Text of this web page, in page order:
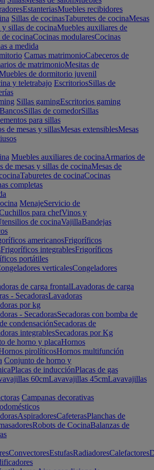
EstanteriasMuebles recibidores
Sillas de cocinasTaburetes de cocinaMesas
y sillas de cocinaMuebles auxiliares de
cocinaCocinas modularesCocinas
a medida
Camas matrimonioCabeceros de
de matrimonioMesitas de
de dormitorio juvenil
y teletrabajo EscritoriosSillas de
Sillas gamingEscritorios gaming
BancosSillas de comedorSillas
para sillas
de mesas y sillasMesas extensiblesMesas
Muebles auxiliares de cocinaArmarios de
de mesas y sillas de cocinaMesas de
Taburetes de cocinaCocinas
completas
MenajeServicio de
para chefVinos y
de cocinaVajillaBandejas
americanosFrigoríficos
Frigoríficos integrablesFrigoríficos
portátiles
verticalesCongeladores
de carga frontalLavadoras de carga
- SecadorasLavadoras
por kg
- SecadorasSecadoras con bomba de
condensaciónSecadoras de
integrablesSecadoras por Kg
de horno y placaHornos
pirolíticosHornos multifunción
Conjunto de horno y
Placas de inducciónPlacas de gas
60cmLavavajillas 45cmLavavajillas
Campanas decorativas
AspiradoresCafeterasPlanchas de
Robots de CocinaBalanzas de
ConvectoresEstufasRadiadoresCalefactores